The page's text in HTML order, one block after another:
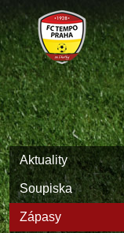
Aktuality
Soupiska
Zápasy